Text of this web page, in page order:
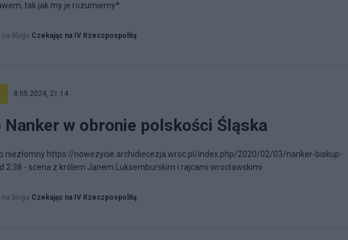
tak jak my je rozumiemy*
na blogu Czekając na IV Rzeczpospolitą
8.05.2024, 21:14
Nanker w obronie polskości Śląska
niezłomny https://nowezycie.archidiecezja.wroc.pl/index.php/2020/02/03/nanker-biskup-
2:38 - scena z królem Janem Luksemburskim i rajcami wrocławskimi
na blogu Czekając na IV Rzeczpospolitą